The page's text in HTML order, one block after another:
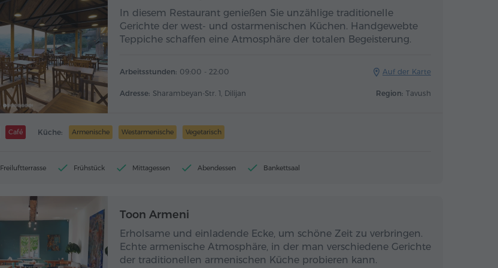
In diesem Restaurant genießen Sie unzählige traditionelle
Gerichte der west- und ostarmenischen Küchen. Handgewebte
Teppiche schaffen eine Atmosphäre der totalen Begeisterung.
Arbeitsstunden: 09:00 - 22:00 Auf der Karte
Adresse: Sharambeyan-Str. 1, Dilijan Region: Tavush
Café Küche: Armenische Westarmenische Vegetarisch
Freiluftterrasse Frühstück Mittagessen Abendessen Bankettsaal
Toon Armeni
Erholsame und einladende Ecke, um schöne Zeit zu verbringen.
Echte armenische Atmosphäre, in der man verschiedene Gerichte
der traditionellen armenischen Küche probieren kann.